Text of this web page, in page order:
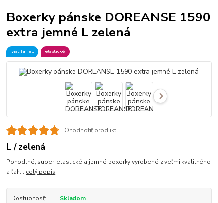
Boxerky pánske DOREANSE 1590
extra jemné L zelená
viac farieb elastické
Ohodnotiť produkt
L / zelená
Pohodlné, super-elastické a jemné boxerky vyrobené z veľmi kvalitného
a ľah... celý popis
Dostupnosť:
Skladom